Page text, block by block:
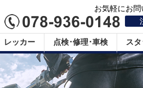
お気軽にお問
レッカー 点検･修理･車検 ス